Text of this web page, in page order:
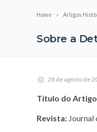
Home Artigos
Sobre a
28 de agosto de
Título do
Revista: